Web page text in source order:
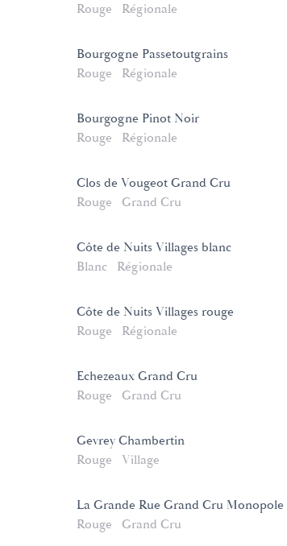
Rouge
Régionale
Bourgogne Passetoutgrains
Rouge
Régionale
Bourgogne Pinot Noir
Rouge
Régionale
Clos de Vougeot Grand Cru
Rouge
Grand Cru
Côte de Nuits Villages blanc
Blanc
Régionale
Côte de Nuits Villages rouge
Rouge
Régionale
Echezeaux Grand Cru
Rouge
Grand Cru
Gevrey Chambertin
Rouge
Village
La Grande Rue Grand Cru Monopole
Rouge
Grand Cru